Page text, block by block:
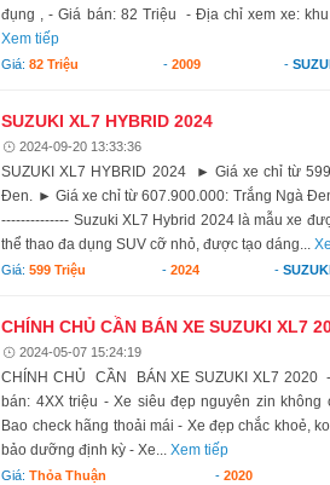
đụng , - Giá bán: 82 Triệu - Địa chỉ xem xe:
Xem tiếp
Giá:82 Triệu - 2009 -
SUZUKI XL7 HYBRID 2024
2024-09-20 13:33:36
SUZUKI XL7 HYBRID 2024 ► Giá xe chỉ từ
Đen. ► Giá xe chỉ từ 607.900.000: Trắng Ngà
-------------- Suzuki XL7 Hybrid 2024 là mẫu xe
thể thao đa dụng SUV cỡ nhỏ, được tạo dáng...
Giá:599 Triệu - 2024 -
CHÍNH CHỦ CẦN BÁN XE SUZUKI XL7
2024-05-07 15:24:19
CHÍNH CHỦ CẦN BÁN XE SUZUKI XL7 2020
bán: 4XX triệu - Xe siêu đẹp nguyên zin
Bao check hãng thoải mái - Xe đẹp chắc khoẻ,
bảo dưỡng định kỳ - Xe...Xem tiếp
Giá:Thỏa Thuận - 2020